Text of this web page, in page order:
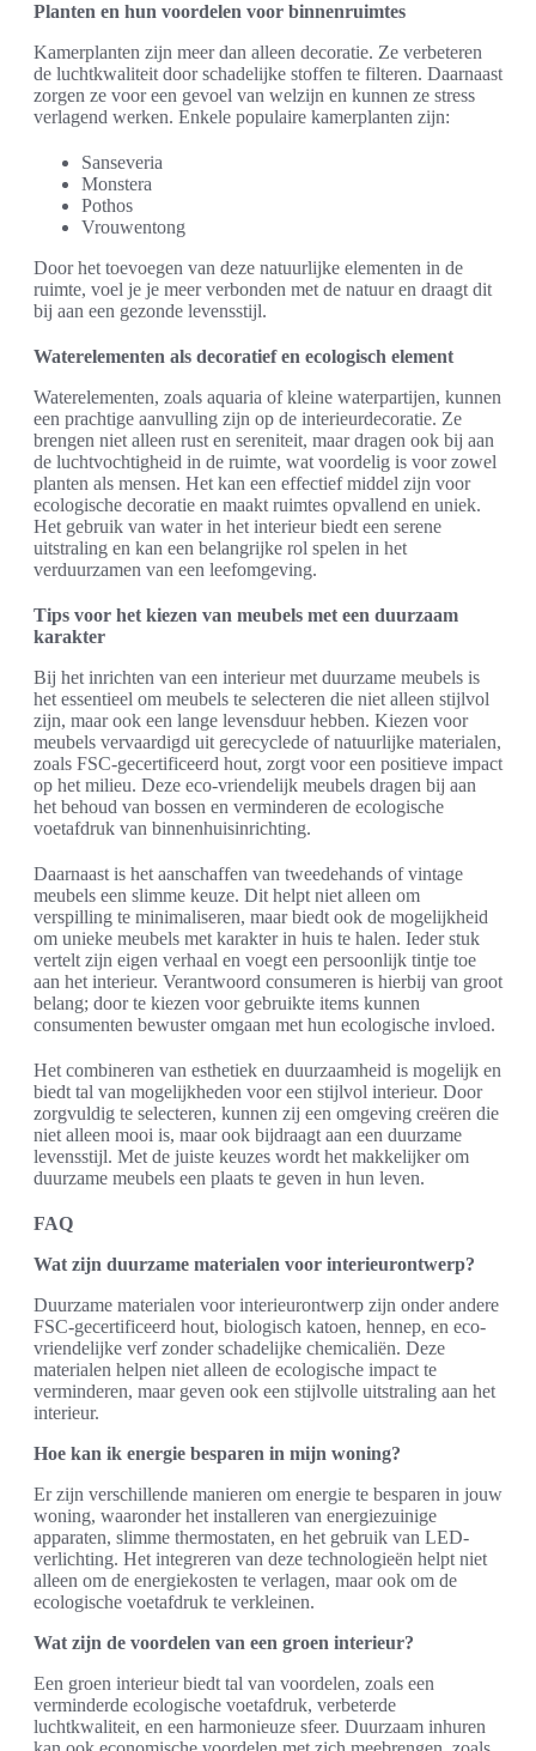
Planten en hun voordelen voor binnenruimtes
Kamerplanten zijn meer dan alleen decoratie. Ze verbeteren
de luchtkwaliteit door schadelijke stoffen te filteren. Daarnaast
zorgen ze voor een gevoel van welzijn en kunnen ze stress
verlagend werken. Enkele populaire kamerplanten zijn:
Sanseveria
Monstera
Pothos
Vrouwentong
Door het toevoegen van deze natuurlijke elementen in de
ruimte, voel je je meer verbonden met de natuur en draagt dit
bij aan een gezonde levensstijl.
Waterelementen als decoratief en ecologisch element
Waterelementen, zoals aquaria of kleine waterpartijen, kunnen
een prachtige aanvulling zijn op de interieurdecoratie. Ze
brengen niet alleen rust en sereniteit, maar dragen ook bij aan
de luchtvochtigheid in de ruimte, wat voordelig is voor zowel
planten als mensen. Het kan een effectief middel zijn voor
ecologische decoratie en maakt ruimtes opvallend en uniek.
Het gebruik van water in het interieur biedt een serene
uitstraling en kan een belangrijke rol spelen in het
verduurzamen van een leefomgeving.
Tips voor het kiezen van meubels met een duurzaam
karakter
Bij het inrichten van een interieur met duurzame meubels is
het essentieel om meubels te selecteren die niet alleen stijlvol
zijn, maar ook een lange levensduur hebben. Kiezen voor
meubels vervaardigd uit gerecyclede of natuurlijke materialen,
zoals FSC-gecertificeerd hout, zorgt voor een positieve impact
op het milieu. Deze eco-vriendelijk meubels dragen bij aan
het behoud van bossen en verminderen de ecologische
voetafdruk van binnenhuisinrichting.
Daarnaast is het aanschaffen van tweedehands of vintage
meubels een slimme keuze. Dit helpt niet alleen om
verspilling te minimaliseren, maar biedt ook de mogelijkheid
om unieke meubels met karakter in huis te halen. Ieder stuk
vertelt zijn eigen verhaal en voegt een persoonlijk tintje toe
aan het interieur. Verantwoord consumeren is hierbij van groot
belang; door te kiezen voor gebruikte items kunnen
consumenten bewuster omgaan met hun ecologische invloed.
Het combineren van esthetiek en duurzaamheid is mogelijk en
biedt tal van mogelijkheden voor een stijlvol interieur. Door
zorgvuldig te selecteren, kunnen zij een omgeving creëren die
niet alleen mooi is, maar ook bijdraagt aan een duurzame
levensstijl. Met de juiste keuzes wordt het makkelijker om
duurzame meubels een plaats te geven in hun leven.
FAQ
Wat zijn duurzame materialen voor interieurontwerp?
Duurzame materialen voor interieurontwerp zijn onder andere
FSC-gecertificeerd hout, biologisch katoen, hennep, en eco-
vriendelijke verf zonder schadelijke chemicaliën. Deze
materialen helpen niet alleen de ecologische impact te
verminderen, maar geven ook een stijlvolle uitstraling aan het
interieur.
Hoe kan ik energie besparen in mijn woning?
Er zijn verschillende manieren om energie te besparen in jouw
woning, waaronder het installeren van energiezuinige
apparaten, slimme thermostaten, en het gebruik van LED-
verlichting. Het integreren van deze technologieën helpt niet
alleen om de energiekosten te verlagen, maar ook om de
ecologische voetafdruk te verkleinen.
Wat zijn de voordelen van een groen interieur?
Een groen interieur biedt tal van voordelen, zoals een
verminderde ecologische voetafdruk, verbeterde
luchtkwaliteit, en een harmonieuze sfeer. Duurzaam inhuren